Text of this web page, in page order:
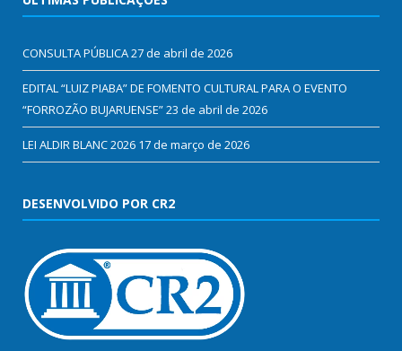
CONSULTA PÚBLICA27 de abril de 2026
EDITAL “LUIZ PIABA” DE FOMENTO CULTURAL PARA O EVENTO
“FORROZÃO BUJARUENSE”23 de abril de 2026
LEI ALDIR BLANC 2026 17 de março de 2026
DESENVOLVIDO POR CR2